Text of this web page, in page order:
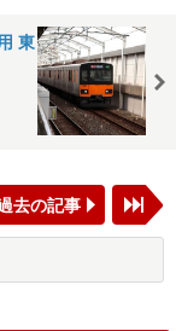
東
去の記事